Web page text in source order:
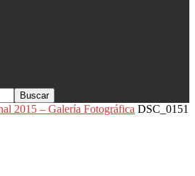
2015 – Galería Fotográfica DSC_0151